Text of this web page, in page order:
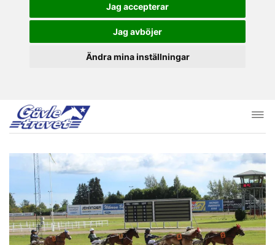
Jag accepterar
Jag avböjer
Ändra mina inställningar